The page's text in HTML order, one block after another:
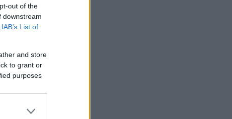
out of the
downstream
IAB’s List of
and store
to grant or
purposes